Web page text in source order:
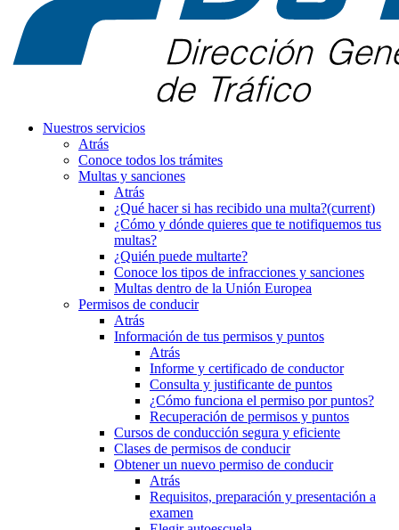
Nuestros servicios
Atrás
Conoce todos los trámites
Multas y sanciones
Atrás
¿Qué hacer si has recibido una multa?(current)
¿Cómo y dónde quieres que te notifiquemos tus
multas?
¿Quién puede multarte?
Conoce los tipos de infracciones y sanciones
Multas dentro de la Unión Europea
Permisos de conducir
Atrás
Información de tus permisos y puntos
Atrás
Informe y certificado de conductor
Consulta y justificante de puntos
¿Cómo funciona el permiso por puntos?
Recuperación de permisos y puntos
Cursos de conducción segura y eficiente
Clases de permisos de conducir
Obtener un nuevo permiso de conducir
Atrás
Requisitos, preparación y presentación a
examen